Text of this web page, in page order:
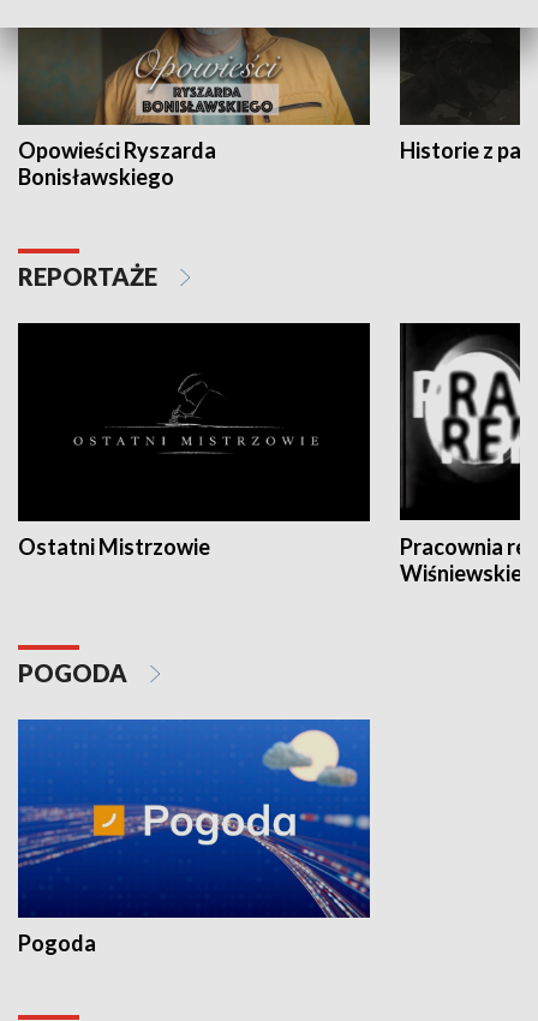
Opowieści Ryszarda
Bonisławskiego
Historie z
REPORTAŻE
Ostatni Mistrzowie
Pracownia
POGODA
Pogoda